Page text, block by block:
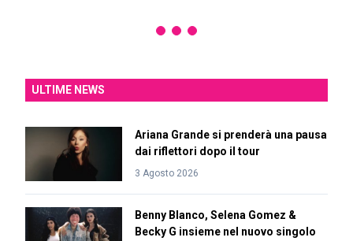
ULTIME NEWS
Ariana Grande si prenderà una pausa
dai riflettori dopo il tour
3 Agosto 2026
Benny Blanco, Selena Gomez &
Becky G insieme nel nuovo singolo